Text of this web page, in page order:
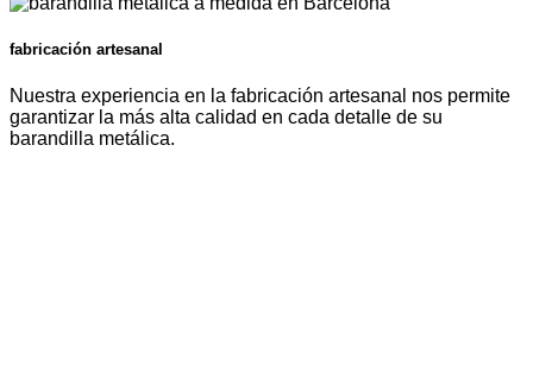
fabricación artesanal
Nuestra experiencia en la fabricación artesanal nos permite
garantizar la más alta calidad en cada detalle de su
barandilla metálica.